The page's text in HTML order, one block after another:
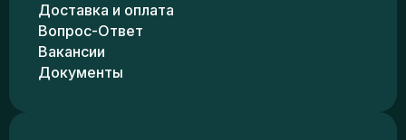
Доставка и оплата
Вопрос-Ответ
Вакансии
Документы